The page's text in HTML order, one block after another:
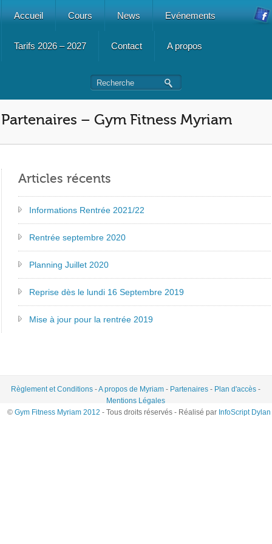
Accueil Cours News Evénements
Tarifs 2026 – 2027 Contact A propos
Partenaires – Gym Fitness Myriam
Articles récents
Informations Rentrée 2021/22
Rentrée septembre 2020
Planning Juillet 2020
Reprise dès le lundi 16 Septembre 2019
Mise à jour pour la rentrée 2019
Règlement et Conditions -A propos de Myriam - Partenaires - Plan d'accès -
Mentions Légales
© Gym Fitness Myriam 2012 - Tous droits réservés - Réalisé par InfoScript Dylan